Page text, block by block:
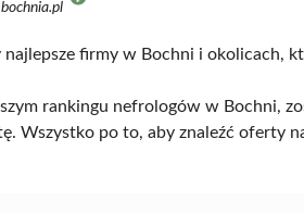
firmy w Bochni i okolicach,
rankingu nefrologów w Bochni,
Wszystko po to, aby znaleźć oferty